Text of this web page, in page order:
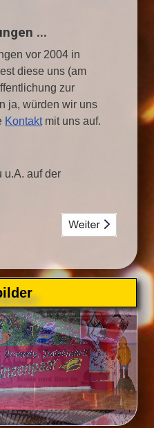
...
vor 2004 in
diese uns (am
zur
ja, würden wir uns
Kontaktmit uns auf.
u.A. auf der